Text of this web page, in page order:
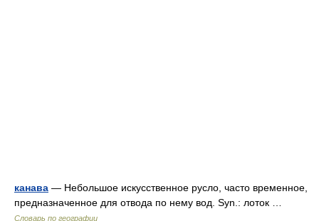
канава — Небольшое искусственное русло, часто временное,
предназначенное для отвода по нему вод. Syn.: лоток …
Словарь по географии